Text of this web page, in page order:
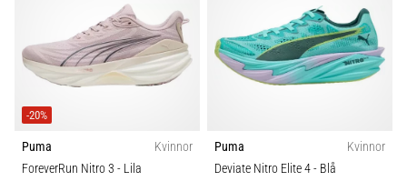
känt
som
iliotibialbandssyndrom
(ITBS),
är
ett
mycket
-20%
Puma
Kvinnor
ForeverRun Nitro 3 - Lila
Puma
Kvinnor
Deviate Nitro Elite 4- Blå